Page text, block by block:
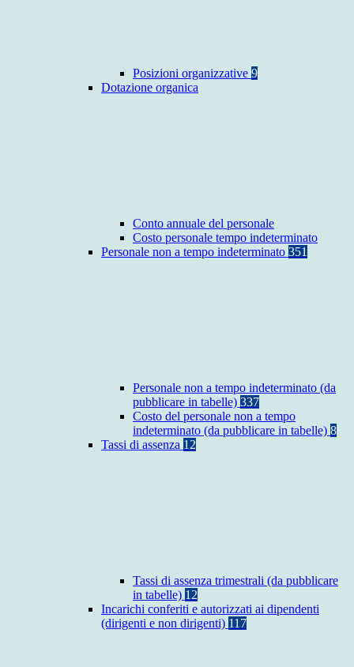
Posizioni organizzative 9
Dotazione organica
Conto annuale del personale
Costo personale tempo indeterminato
Personale non a tempo indeterminato 351
Personale non a tempo indeterminato (da
pubblicare in tabelle) 337
Costo del personale non a tempo
indeterminato (da pubblicare in tabelle) 8
Tassi di assenza 12
Tassi di assenza trimestrali (da pubblicare
in tabelle) 12
Incarichi conferiti e autorizzati ai dipendenti
(dirigenti e non dirigenti) 117